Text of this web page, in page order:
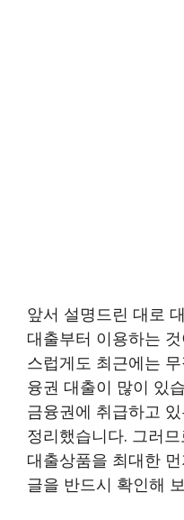
앞서 설명드린 대로
대출부터 이용하는
스럽게도 최근에는
융권 대출이 많이 있
금융권에 취급하고
정리했습니다. 그러
대출상품을 최대한
글을 반드시 확인해